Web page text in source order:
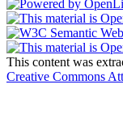
This content was
Creative Commons